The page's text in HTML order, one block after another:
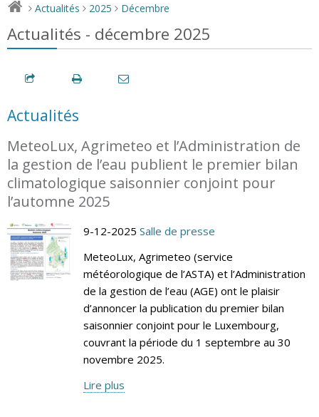
> Actualités > 2025 > Décembre
Actualités - décembre 2025
Actualités
MeteoLux, Agrimeteo et l’Administration de
la gestion de l’eau publient le premier bilan
climatologique saisonnier conjoint pour
l’automne 2025
9-12-2025 Salle de presse
MeteoLux, Agrimeteo (service
météorologique de l’ASTA) et l’Administration
de la gestion de l’eau (AGE) ont le plaisir
d’annoncer la publication du premier bilan
saisonnier conjoint pour le Luxembourg,
couvrant la période du 1 septembre au 30
novembre 2025.
Lire plus